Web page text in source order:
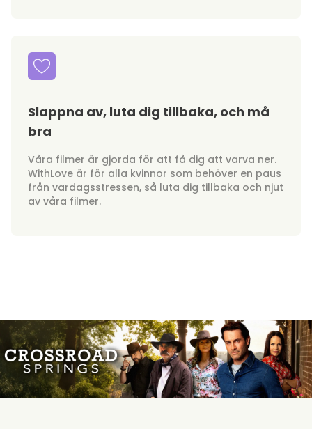
Slappna av, luta dig tillbaka, och må
bra
Våra filmer är gjorda för att få dig att varva ner.
WithLove är för alla kvinnor som behöver en paus
från vardagsstressen, så luta dig tillbaka och njut
av våra filmer.